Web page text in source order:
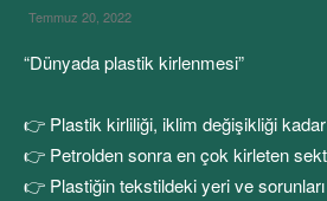
Temmuz 20, 2022
“Dünyada plastik kirlenmesi”
👉 Plastik kirliliği, iklim değişikliği
👉 Petrolden sonra en çok kirleten
👉 Plastiğin tekstildeki yeri ve